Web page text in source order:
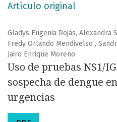
Artículo original
Gladys Eugenia Rojas, Alexandra
Fredy Orlando Mendivelso ,
Jairo Enrique Moreno
Uso de pruebas NS1/
sospecha de dengue
urgencias